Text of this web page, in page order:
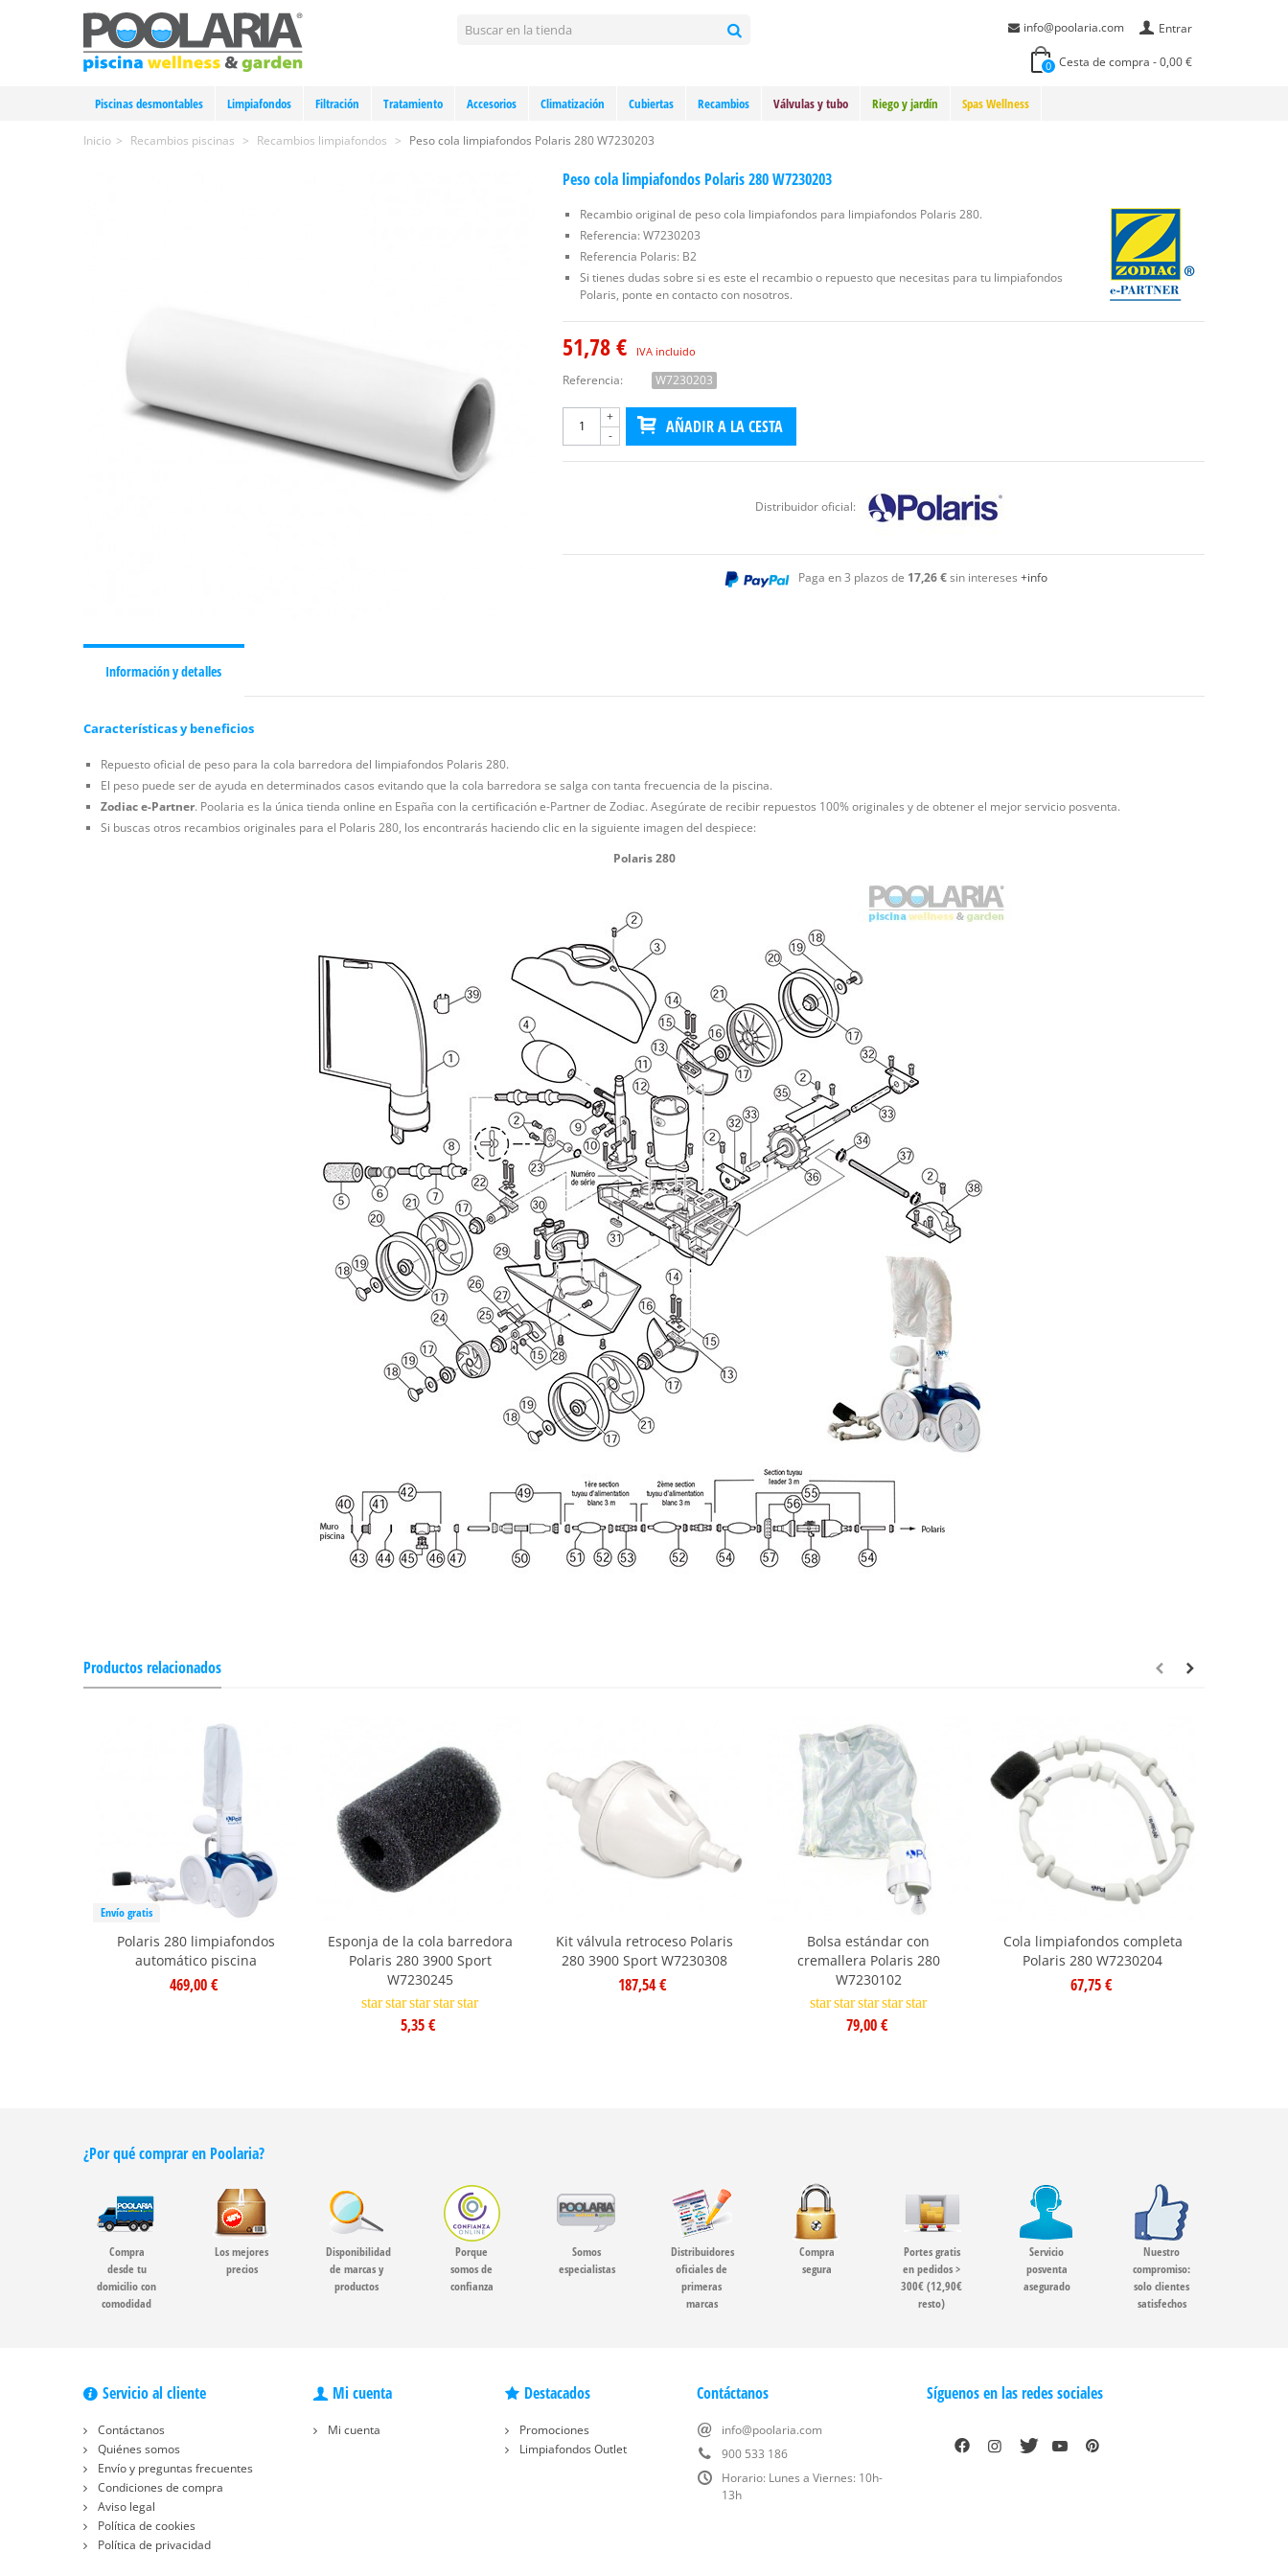
Entrar
info@poolaria.com
0 Cesta de compra -0,00 €
Piscinas desmontables Limpiafondos Filtración Tratamiento Accesorios Climatización Cubiertas Recambios Válvulas y tubo Riego y jardín Spas Wellness
Inicio > Recambios piscinas > Recambios limpiafondos > Peso cola limpiafondos Polaris 280 W7230203
Peso cola limpiafondos Polaris 280 W7230203
Recambio original de peso cola limpiafondos para limpiafondos Polaris 280.
Referencia: W7230203
Referencia Polaris: B2
Si tienes dudas sobre si es este el recambio o repuesto que necesitas para tu limpiafondos
Polaris, ponte en contacto con nosotros.
51,78 € IVA incluido
Referencia: W7230203
-
+ AÑADIR A LA CESTA
Distribuidor oficial:
Paga en 3 plazos de 17,26 €sin intereses+info
Información y detalles
Características y beneficios
Repuesto oficial de peso para la cola barredora del limpiafondos Polaris 280.
El peso puede ser de ayuda en determinados casos evitando que la cola barredora se salga con tanta frecuencia de la piscina.
Zodiac e-Partner. Poolaria es la única tienda online en España con la certificación e-Partner de Zodiac. Asegúrate de recibir repuestos 100% originales y de obtener el mejor servicio posventa.
Si buscas otros recambios originales para el Polaris 280, los encontrarás haciendo clic en la siguiente imagen del despiece:
Polaris 280
Productos relacionados
Envío gratis
Polaris 280 limpiafondos
automático piscina
469,00 €
Esponja de la cola barredora
Polaris 280 3900 Sport
W7230245
starstarstarstarstar
5,35 €
Kit válvula retroceso Polaris
280 3900 Sport W7230308
187,54 €
Bolsa estándar con
cremallera Polaris 280
W7230102
starstarstarstarstar
79,00 €
Cola limpiafondos completa
Polaris 280 W7230204
67,75 €
¿Por qué comprar en Poolaria?
Compra
desde tu
domicilio con
comodidad
Los mejores
precios
Disponibilidad
de marcas y
productos
Porque
somos de
confianza
Somos
especialistas
Distribuidores
oficiales de
primeras
marcas
Compra
segura
Portes gratis
en pedidos >
300€ (12,90€
resto)
Servicio
posventa
asegurado
Nuestro
compromiso:
solo clientes
satisfechos
Servicio al cliente
Contáctanos
Quiénes somos
Envío y preguntas frecuentes
Condiciones de compra
Aviso legal
Política de cookies
Política de privacidad
Mi cuenta
Mi cuenta
Destacados
Promociones
Limpiafondos Outlet
Contáctanos
info@poolaria.com
900 533 186
Horario: Lunes a Viernes: 10h-
13h
Síguenos en las redes sociales